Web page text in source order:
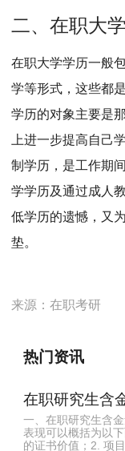
二、在职大
在职大学学历一般
学等形式，这些都
学历的对象主要是
上进一步提高自己
制学历，是工作期
学学历及通过成人
低学历的遗憾，又
垫。
来源：在职考研
热门资讯
在职研究生含
一、在职研究生含
表现可以概括为以
的证书价值；2. 项